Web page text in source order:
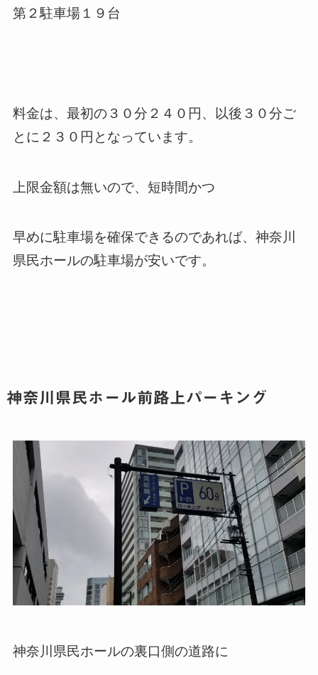
第２駐車場１９台
料金は、最初の３０分２４０円、以後３０分ご
とに２３０円となっています。
上限金額は無いので、短時間かつ
早めに駐車場を確保できるのであれば、神奈川
県民ホールの駐車場が安いです。
神奈川県民ホール前路上パーキング
神奈川県民ホールの裏口側の道路に